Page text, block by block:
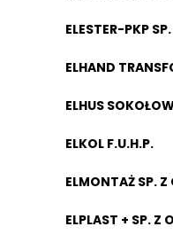
ELESTER-PKP
ELHAND
ELHUS
ELKOL F.U.H.P.
ELMONTAŻ SP. Z
ELPLAST + SP. Z